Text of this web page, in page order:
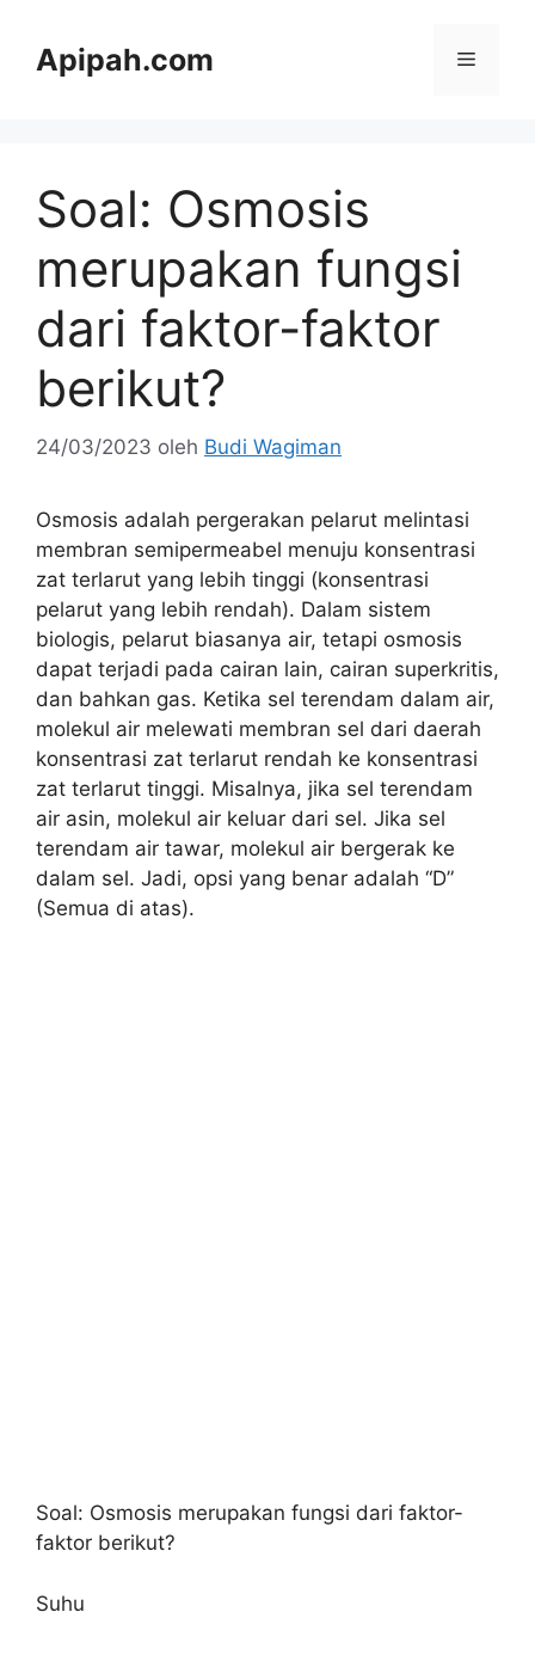
Apipah.com Menu
Soal: Osmosis
merupakan fungsi
dari faktor-faktor
berikut?
24/03/2023 oleh Budi Wagiman
Osmosis adalah pergerakan pelarut melintasi
membran semipermeabel menuju konsentrasi
zat terlarut yang lebih tinggi (konsentrasi
pelarut yang lebih rendah). Dalam sistem
biologis, pelarut biasanya air, tetapi osmosis
dapat terjadi pada cairan lain, cairan superkritis,
dan bahkan gas. Ketika sel terendam dalam air,
molekul air melewati membran sel dari daerah
konsentrasi zat terlarut rendah ke konsentrasi
zat terlarut tinggi. Misalnya, jika sel terendam
air asin, molekul air keluar dari sel. Jika sel
terendam air tawar, molekul air bergerak ke
dalam sel. Jadi, opsi yang benar adalah “D”
(Semua di atas).
Soal: Osmosis merupakan fungsi dari faktor-
faktor berikut?
Suhu